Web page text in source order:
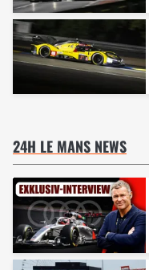
24H LE MANS NEWS